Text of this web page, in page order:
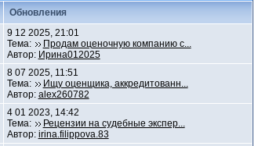
Обновления
9 12 2025, 21:01
Тема:
Продам оценочную компанию с...
Автор: Ирина012025
8 07 2025, 11:51
Тема:
Ищу оценщика, аккредитованн...
Автор: alex260782
4 01 2023, 14:42
Тема:
Рецензии на судебные экспер...
Автор: irina.filippova.83